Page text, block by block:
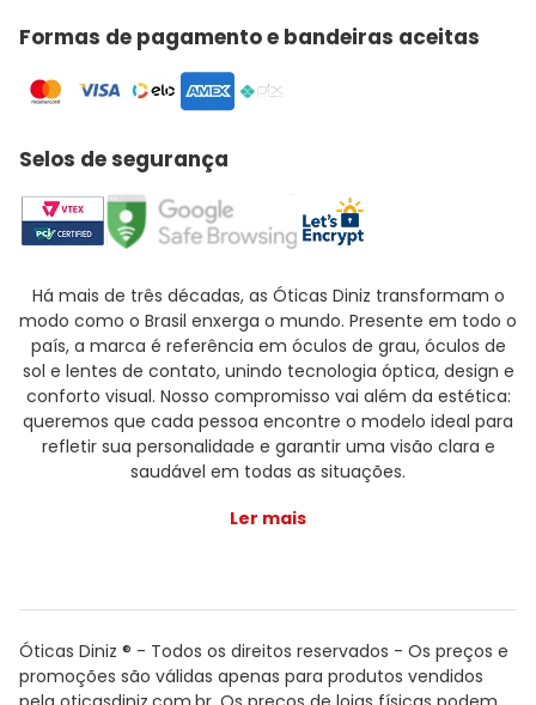
Formas de pagamento e bandeiras aceitas
Selos de segurança
Há mais de três décadas, as Óticas Diniz transformam o
modo como o Brasil enxerga o mundo. Presente em todo o
país, a marca é referência em óculos de grau, óculos de
sol e lentes de contato, unindo tecnologia óptica, design e
conforto visual. Nosso compromisso vai além da estética:
queremos que cada pessoa encontre o modelo ideal para
refletir sua personalidade e garantir uma visão clara e
saudável em todas as situações.
Ler mais
Óticas Diniz ® - Todos os direitos reservados - Os preços e
promoções são válidas apenas para produtos vendidos